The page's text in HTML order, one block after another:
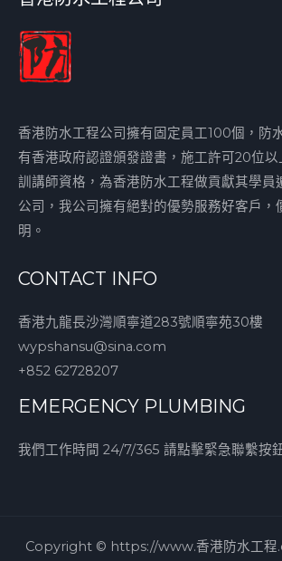
香港防水工程公司擁有固定員工100個，防
有香港政府認證頒發證書，施工許可20位
訓講師資格，為香港防水工程做貢獻其學員
公司，我公司擁有絕對的優勢服務好客戶，
明。
CONTACT INFO
香港九龍長沙灣順寧道283號順寧苑30樓
wypshansu@sina.com
+852 62728207
EMERGENCY PLUMBING
我們工作時間 24/7/365 請點擊緊急聯繫按
Copyright © https://www.香港防水工